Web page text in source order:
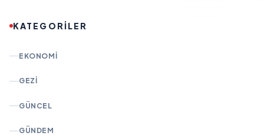
KATEGORİLER
EKONOMI
GEZI
GÜNCEL
GÜNDEM